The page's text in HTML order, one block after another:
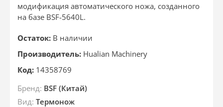
модификация автоматического ножа, созданного
на базе BSF-5640L.
Остаток: В наличии
Производитель: Hualian Machinery
Код: 14358769
Бренд: BSF (Китай)
Вид: Термонож